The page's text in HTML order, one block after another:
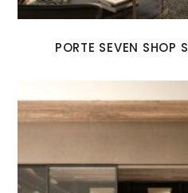
PORTE SEVEN SHOP